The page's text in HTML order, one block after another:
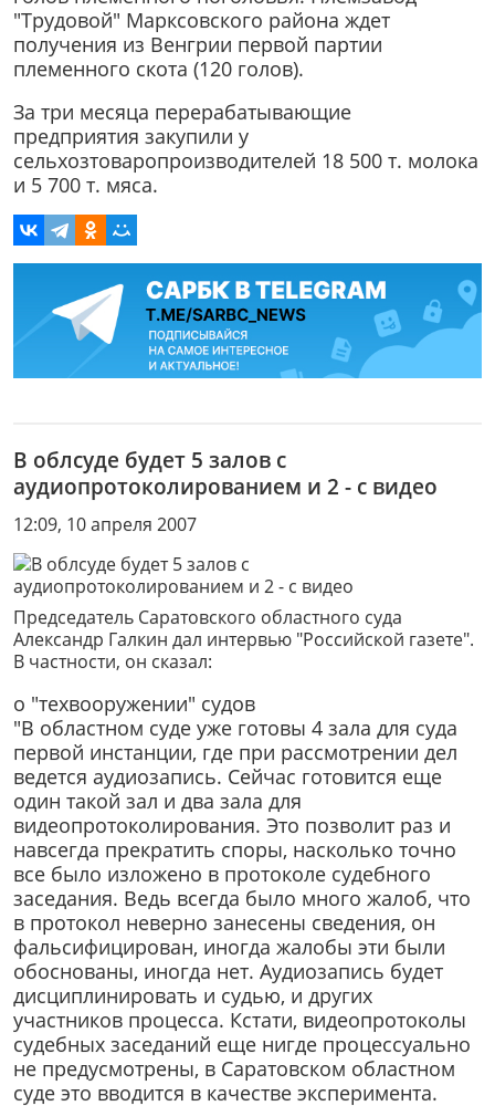
"Трудовой" Марксовского района ждет
получения из Венгрии первой партии
племенного скота (120 голов).
За три месяца перерабатывающие
предприятия закупили у
сельхозтоваропроизводителей 18 500 т. молока
и 5 700 т. мяса.
В облсуде будет 5 залов с
аудиопротоколированием и 2 - с видео
12:09, 10 апреля 2007
Председатель Саратовского областного суда
Александр Галкин дал интервью "Российской газете".
В частности, он сказал:
о "техвооружении" судов
"В областном суде уже готовы 4 зала для суда
первой инстанции, где при рассмотрении дел
ведется аудиозапись. Сейчас готовится еще
один такой зал и два зала для
видеопротоколирования. Это позволит раз и
навсегда прекратить споры, насколько точно
все было изложено в протоколе судебного
заседания. Ведь всегда было много жалоб, что
в протокол неверно занесены сведения, он
фальсифицирован, иногда жалобы эти были
обоснованы, иногда нет. Аудиозапись будет
дисциплинировать и судью, и других
участников процесса. Кстати, видеопротоколы
судебных заседаний еще нигде процессуально
не предусмотрены, в Саратовском областном
суде это вводится в качестве эксперимента.